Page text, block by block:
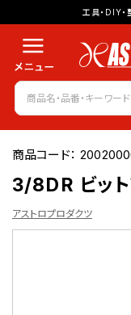
工具・DIY
商品コード：
3/8DR ビッ
アストロプロダクツ